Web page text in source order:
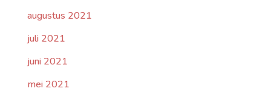
augustus 2021
juli 2021
juni 2021
mei 2021